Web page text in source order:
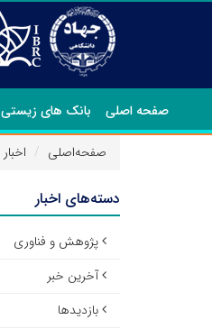
صفحه اصلی بانک های زیستی
صفحه‌اصلی اخبار
دسته‌های اخبار
پژوهش و فناوری
آخرین خبر
بازدیدها